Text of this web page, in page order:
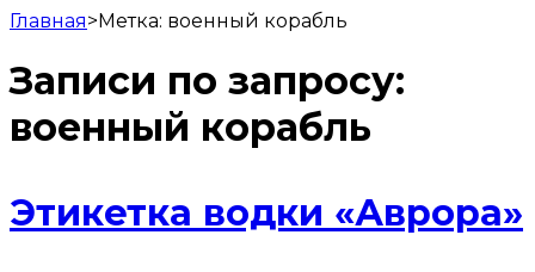
Главная>Метка: военный корабль
Записи по запросу:
военный корабль
Этикетка водки «Аврора»